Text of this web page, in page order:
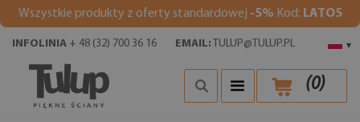
Wszystkie produkty z oferty standardowej -5% Kod: LATO5
▾
INFOLINIA + 48 (32) 700 36 16 EMAIL: TULUP@TULUP.PL
(0)